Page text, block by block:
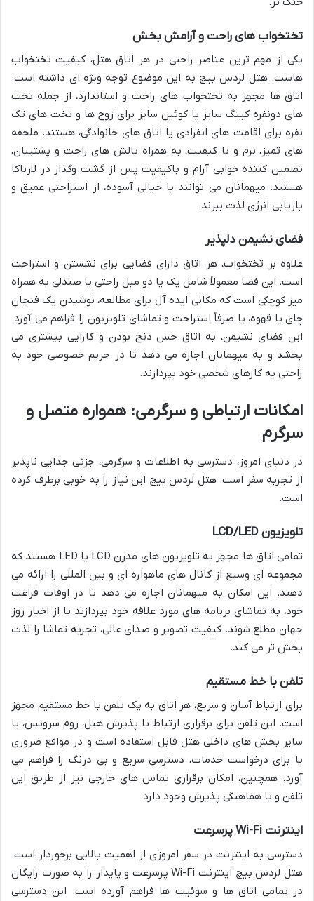
تختخواب های راحت و آرامش بخش
یکی از مهم ترین عناصر راحتی در هر اتاق هتل، کیفیت تختخواب
هاست. هتل لردس بیچ به این موضوع توجه ویژه ای داشته است.
اتاق ها مجهز به تختخواب های راحت و استاندارد، از جمله تخت
های دونفره کینگ سایز یا کوئین سایز برای زوج ها و تخت های تک
نفره برای اقامت های انفرادی یا اتاق های خانوادگی، هستند. ملحفه
های تمیز، نرم و با کیفیت، به همراه بالش های راحت و پشتیبان،
تضمین کننده خوابی آرام و باکیفیت پس از گشت وگذار در لارناکا
هستند. میهمانان می توانند با خیالی آسوده، از استراحتی عمیق و
بازیابی انرژی لذت ببرند.
فضای نشیمن دلپذیر
علاوه بر تختخواب، هر اتاق دارای فضایی برای نشستن و استراحت
است. این فضا معمولاً شامل یک یا دو مبل راحتی یا صندلی به همراه
میز کوچکی است که مکانی ایده آل برای مطالعه، نوشیدن یک فنجان
چای یا قهوه، یا صرفاً استراحت و تماشای تلویزیون را فراهم می آورد.
این فضای نشیمن، به اتاق حس دنج بودن و کارایی بیشتری می
بخشد و به میهمانان اجازه می دهد تا در حریم خصوصی خود به
راحتی به کارهای شخصی خود بپردازند.
امکانات ارتباطی و سرگرمی: همواره متصل و
سرگرم
در دنیای امروز، دسترسی به اطلاعات و سرگرمی، جزئی جدایی ناپذیر
از تجربه سفر است. هتل لردس بیچ این نیاز را به خوبی برطرف کرده
است.
تلویزیون LCD/LED
تمامی اتاق ها مجهز به تلویزیون های مدرن LCD یا LED هستند که
مجموعه ای وسیع از کانال های ماهواره ای و بین المللی را ارائه می
دهند. این امکان به میهمانان اجازه می دهد تا در اوقات فراغت
خود، به تماشای برنامه های مورد علاقه خود بپردازند یا از اخبار روز
جهان مطلع شوند. کیفیت تصویر و صدای عالی، تجربه تماشا را لذت
بخش تر می کند.
تلفن با خط مستقیم
برای ارتباط آسان و سریع، هر اتاق به یک تلفن با خط مستقیم مجهز
است. این تلفن برای برقراری ارتباط با پذیرش هتل، روم سرویس، یا
سایر بخش های داخلی هتل قابل استفاده است و در مواقع ضروری
یا برای درخواست خدمات، دسترسی سریع و بی درنگ را فراهم می
آورد. همچنین، امکان برقراری تماس های خارجی نیز از طریق این
تلفن و با هماهنگی پذیرش وجود دارد.
اینترنت Wi-Fi پرسرعت
دسترسی به اینترنت در سفر امروزی از اهمیت بالایی برخوردار است.
هتل لردس بیچ اینترنت Wi-Fi پرسرعت و پایدار را به صورت رایگان
در تمامی اتاق ها و سوئیت ها فراهم آورده است. این دسترسی